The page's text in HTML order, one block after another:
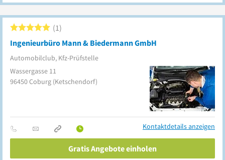
Ingenieurbüro Mann & Biedermann GmbH
Automobilclub, Kfz-Prüfstelle
1
Wassergasse 11
96450Coburg (Ketschendorf)
Kontaktdetails anzeigen
Gratis Angebote einholen